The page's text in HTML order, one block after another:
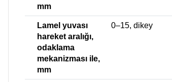
mm
Lamel yuvası
hareket aralığı,
odaklama
mekanizması ile,
mm
0–15, dikey